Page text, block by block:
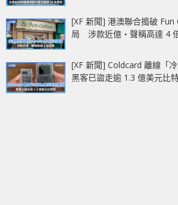
[XF 新聞] 港澳聯合搗破
局 涉款近億‧聲稱高達 4
[XF 新聞] Coldcard 離線「
黑客已盜走逾 1.3 億美元比